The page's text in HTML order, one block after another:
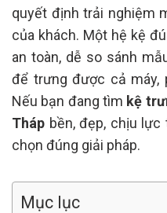
quyết định trải nghiệm
của khách. Một hệ kệ
an toàn, dễ so sánh
để trưng được cả máy,
Nếu bạn đang tìm kệ
Tháp bền, đẹp, chịu
chọn đúng giải pháp.
Mục lục